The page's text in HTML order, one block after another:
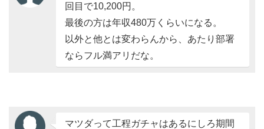
回目で10,200円。
最後の方は年収480万くらいになる。
以外と他とは変わらんから、あたり部署
ならフル満アリだな。
マツダって工程ガチャはあるにしろ期間